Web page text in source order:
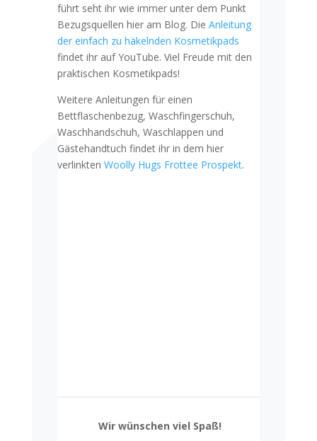
führt seht ihr wie immer unter dem Punkt
Bezugsquellen hier am Blog. Die Anleitung
der einfach zu häkelnden Kosmetikpads
findet ihr auf YouTube. Viel Freude mit den
praktischen Kosmetikpads!
Weitere Anleitungen für einen
Bettflaschenbezug, Waschfingerschuh,
Waschhandschuh, Waschlappen und
Gästehandtuch findet ihr in dem hier
verlinkten Woolly Hugs Frottee Prospekt.
Wir wünschen viel Spaß!